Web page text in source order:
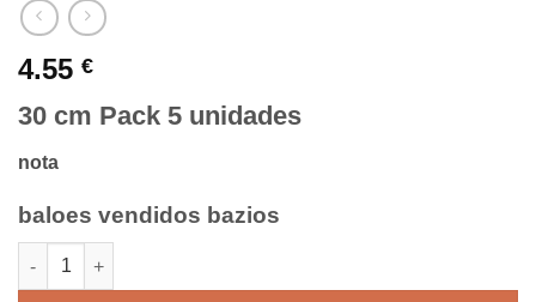
4.55 €
30 cm Pack 5 unidades
nota
baloes vendidos bazios
Quantidade de Balões de futebol